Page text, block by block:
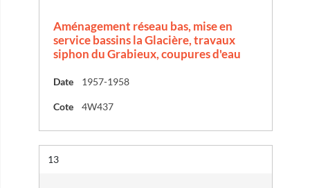
Aménagement réseau bas, mise en
service bassins la Glacière, travaux
siphon du Grabieux, coupures d'eau
Date 1957-1958
Cote 4W437
Résultat n°
13